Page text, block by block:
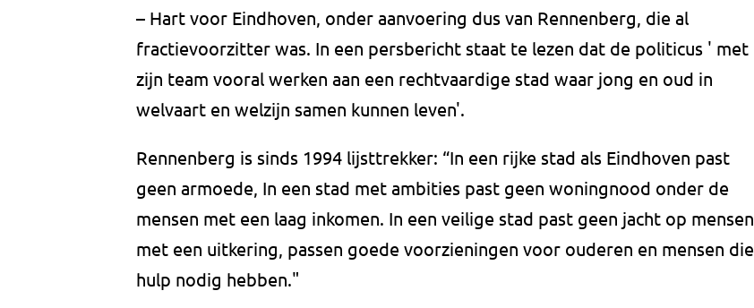
– Hart voor Eindhoven, onder aanvoering dus van Rennenberg, die al
fractievoorzitter was. In een persbericht staat te lezen dat de politicus ' met
zijn team vooral werken aan een rechtvaardige stad waar jong en oud in
welvaart en welzijn samen kunnen leven'.
Rennenberg is sinds 1994 lijsttrekker: “In een rijke stad als Eindhoven past
geen armoede, In een stad met ambities past geen woningnood onder de
mensen met een laag inkomen. In een veilige stad past geen jacht op mensen
met een uitkering, passen goede voorzieningen voor ouderen en mensen die
hulp nodig hebben."